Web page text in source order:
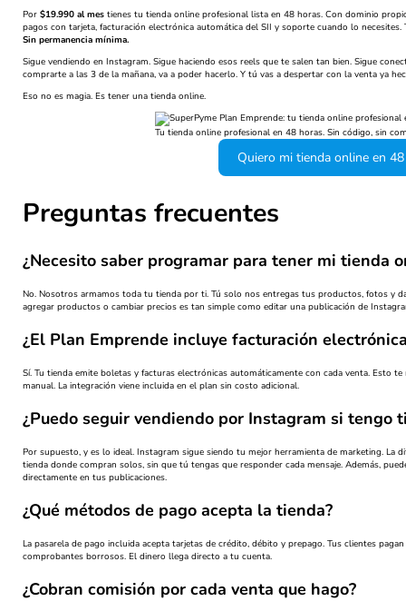
Por $19.990 al mestienes tu tienda online profesional lista en 48 horas. Con dominio
pagos con tarjeta, facturación electrónica automática del SII y soporte cuando lo
Sin permanencia mínima.
Sigue vendiendo en Instagram. Sigue haciendo esos reels que te salen tan bien. Sigue
comprarte a las 3 de la mañana, va a poder hacerlo. Y tú vas a despertar con la venta ya
Eso no es magia. Es tener una tienda online.
Tu tienda online profesional en 48 horas. Sin código, sin
Quiero mi tienda online en
Preguntas frecuentes
¿Necesito saber programar para tener mi tienda
No. Nosotros armamos toda tu tienda por ti. Tú solo nos entregas tus productos, fotos y
agregar productos o cambiar precios es tan simple como editar una publicación de
¿El Plan Emprende incluye facturación
Sí. Tu tienda emite boletas y facturas electrónicas automáticamente con cada venta. Esto
manual. La integración viene incluida en el plan sin costo adicional.
¿Puedo seguir vendiendo por Instagram si tengo
Por supuesto, y es lo ideal. Instagram sigue siendo tu mejor herramienta de marketing. La
tienda donde compran solos, sin que tú tengas que responder cada mensaje. Además,
directamente en tus publicaciones.
¿Qué métodos de pago acepta la tienda?
La pasarela de pago incluida acepta tarjetas de crédito, débito y prepago. Tus clientes
comprobantes borrosos. El dinero llega directo a tu cuenta.
¿Cobran comisión por cada venta que hago?